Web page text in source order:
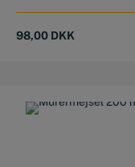
98,00 DKK